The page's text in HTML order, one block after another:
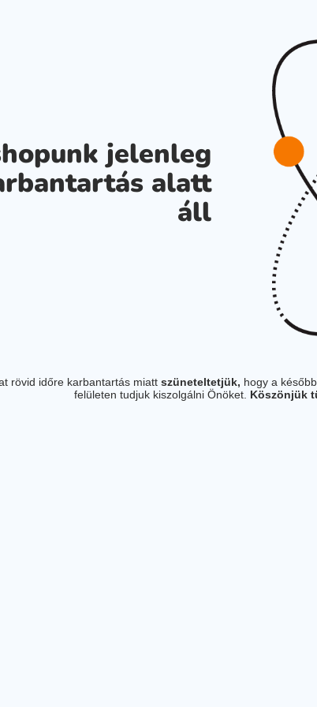
jelenleg
alatt
áll
rövid időre karbantartás miatt szüneteltetjük, hogy a
felületen tudjuk kiszolgálni Önöket. Köszönjük